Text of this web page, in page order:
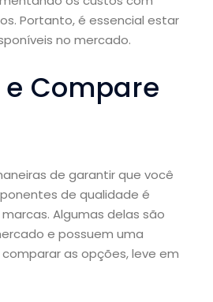
Portanto, é essencial estar
no mercado.
e Compare
de garantir que você
de qualidade é
Algumas delas são
e possuem uma
as opções, leve em